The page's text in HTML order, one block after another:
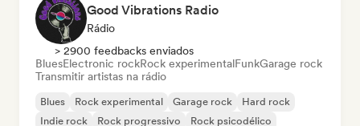
Good Vibrations Radio
Rádio
> 2900 feedbacks enviados
BluesElectronic rockRock experimentalFunkGarage rock
Transmitir artistas na rádio
Blues Rock experimental Garage rock
Hard rock
Indie rock
Rock progressivo
Rock psicodélico